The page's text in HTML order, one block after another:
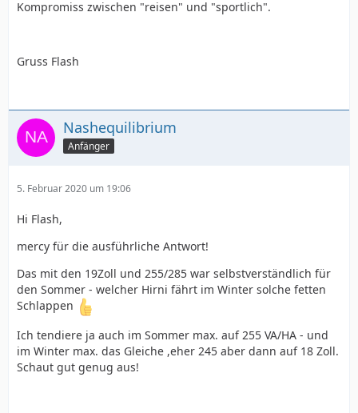
Kompromiss zwischen "reisen" und "sportlich".
Gruss Flash
Nashequilibrium
Anfänger
5. Februar 2020 um 19:06
Hi Flash,
mercy für die ausführliche Antwort!
Das mit den 19Zoll und 255/285 war selbstverständlich für
den Sommer - welcher Hirni fährt im Winter solche fetten
Schlappen
Ich tendiere ja auch im Sommer max. auf 255 VA/HA - und
im Winter max. das Gleiche ,eher 245 aber dann auf 18 Zoll.
Schaut gut genug aus!